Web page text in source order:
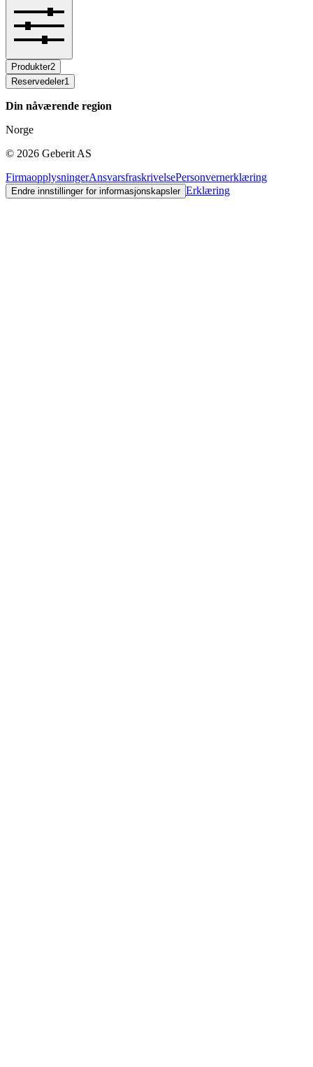
Produkter2
Reservedeler1
Din nåværende region
Norge
© 2026 Geberit AS
FirmaopplysningerAnsvarsfraskrivelsePersonvernerklæring
Endre innstillinger for informasjonskapsler Erklæring